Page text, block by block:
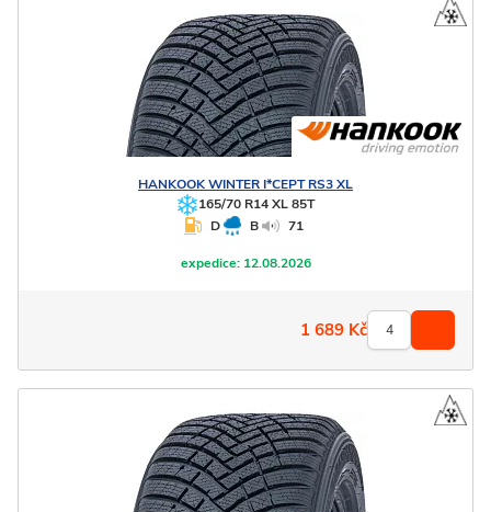
HANKOOKWINTER I*CEPT RS3 XL
165/70 R14 XL 85T
D
B 71
expedice:12.08.2026
1 689 Kč